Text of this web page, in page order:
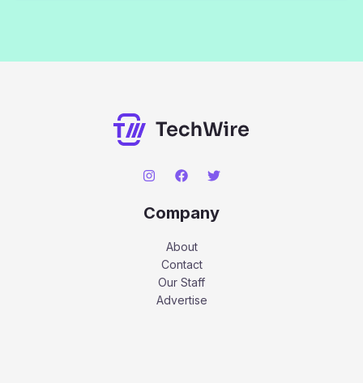
Company
About
Contact
Our Staff
Advertise